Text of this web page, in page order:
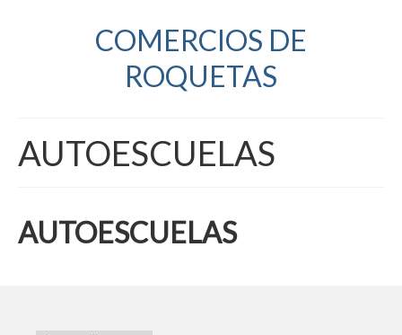
COMERCIOS DE
ROQUETAS
AUTOESCUELAS
AUTOESCUELAS